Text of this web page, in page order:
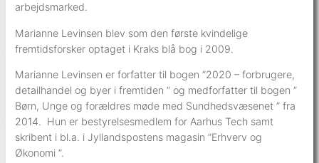
arbejdsmarked.
Marianne Levinsen blev som den første kvindelige
fremtidsforsker optaget i Kraks blå bog i 2009.
Marianne Levinsen er forfatter til bogen ”2020 – forbrugere,
detailhandel og byer i fremtiden ” og medforfatter til bogen ”
Børn, Unge og forældres møde med Sundhedsvæsenet ” fra
2014. Hun er bestyrelsesmedlem for Aarhus Tech samt
skribent i bl.a. i Jyllandspostens magasin ”Erhverv og
Økonomi ”.